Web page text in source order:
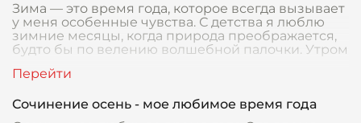
Зима — это время года, которое всегда вызывает
у меня особенные чувства. С детства я люблю
зимние месяцы, когда природа преображается,
будто бы по велению волшебной палочки. Утром
Сочинение осень - мое любимое время года